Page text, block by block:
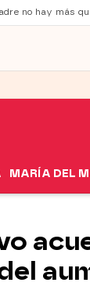
no hay más
MARÍA DEL